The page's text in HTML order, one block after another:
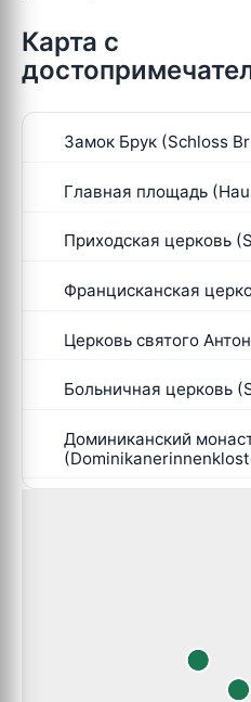
Карта с
Замок Брук (Schloss
Главная площадь
Приходская церковь
Францисканская
Церковь святого
Больничная церковь
Доминиканский